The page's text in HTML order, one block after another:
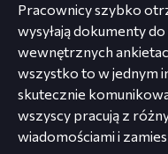
Pracownicy szybko
wysyłają dokumenty
wewnętrznych
wszystko to w jednym
skutecznie
wszyscy pracują z
wiadomościami i